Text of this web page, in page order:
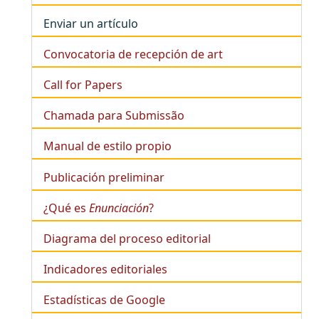
Enviar un artículo
Convocatoria de recepción de art
Call for Papers
Chamada para Submissão
Manual de estilo propio
Publicación preliminar
¿Qué es Enunciación?
Diagrama del proceso editorial
Indicadores editoriales
Estadísticas de Google